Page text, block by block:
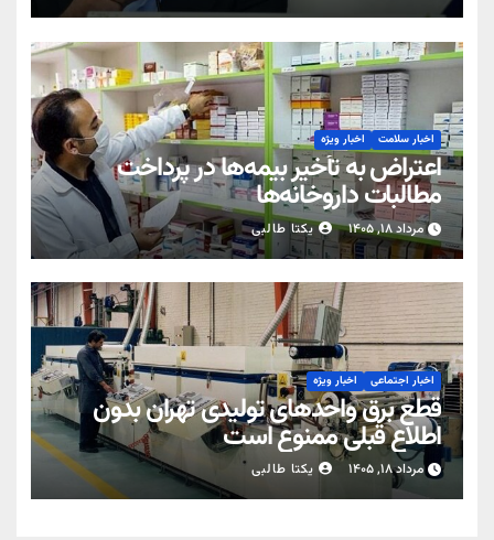
اخبار سلامت اخبار ویژه
اعتراض به تأخیر بیمه‌ها در پرداخت
مطالبات داروخانه‌ها
مرداد ۱۸, ۱۴۰۵ یکتا طالبی
اخبار اجتماعی اخبار ویژه
قطع برق واحدهای تولیدی تهران بدون
اطلاع قبلی ممنوع است
مرداد ۱۸, ۱۴۰۵ یکتا طالبی